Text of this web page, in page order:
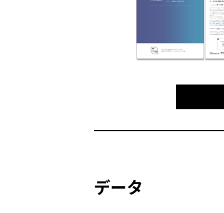
データ